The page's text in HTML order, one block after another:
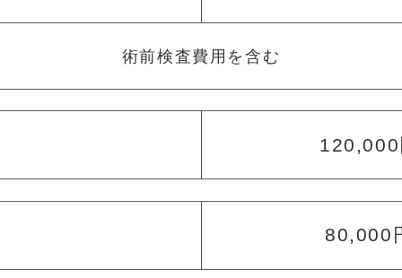
術前検査費用を含む
120,000